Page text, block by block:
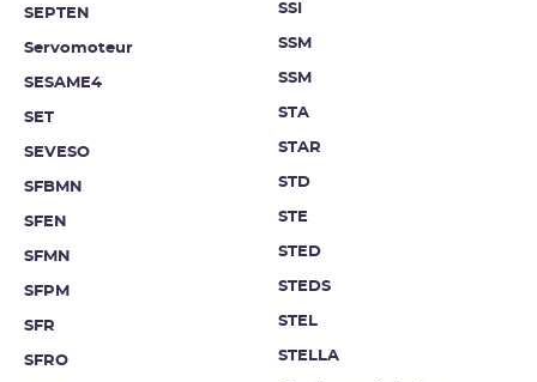
SEPTEN
Servomoteur
SESAME4
SET
SEVESO
SFBMN
SFEN
SFMN
SFPM
SFR
SFRO
SSI
SSM
SSM
STA
STAR
STD
STE
STED
STEDS
STEL
STELLA